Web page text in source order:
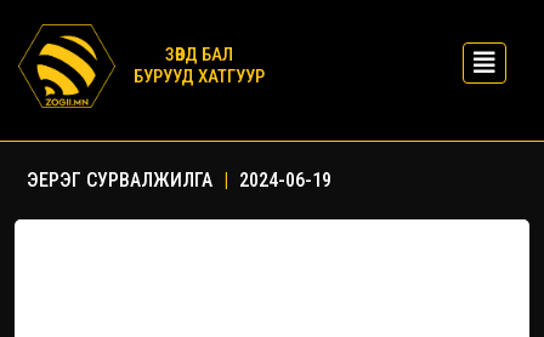
ЗӨВД БАЛ
БУРУУД ХАТГУУР
ЭЕРЭГ СУРВАЛЖИЛГА | 2024-06-19